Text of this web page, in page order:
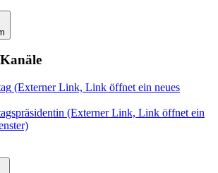
(Externer Link, Link öffnet ein neues
(Externer Link, Link öffnet ein